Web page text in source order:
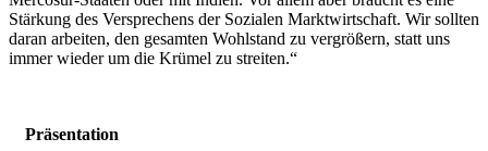
Stärkung des Versprechens der Sozialen Marktwirtschaft. Wir sollten
daran arbeiten, den gesamten Wohlstand zu vergrößern, statt uns
immer wieder um die Krümel zu streiten.“
Präsentation